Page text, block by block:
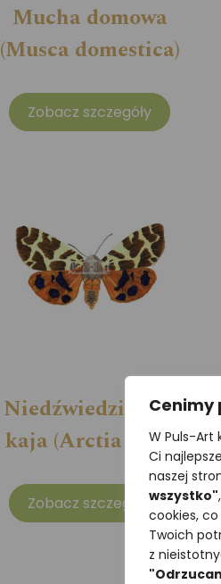
Cenimy
W Puls-Art
Ci
naszej
wszystko"
cookies,
Twoich
z
Mucha domowa
(Musca domestica)
Zobacz szczegóły
Niedźwiedziówka
kaja (Arctia caja)
Zobacz szczegóły